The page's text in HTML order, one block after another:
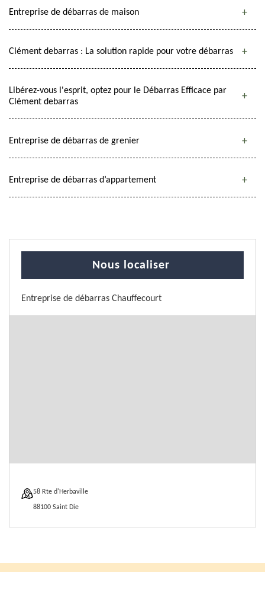
Entreprise de débarras de maison
Clément debarras : La solution rapide pour votre débarras
Libérez-vous l'esprit, optez pour le Débarras Efficace par
Clément debarras
Entreprise de débarras de grenier
Entreprise de débarras d’appartement
Nous localiser
Entreprise de débarras Chauffecourt
58 Rte d'Herbaville
88100 Saint Die